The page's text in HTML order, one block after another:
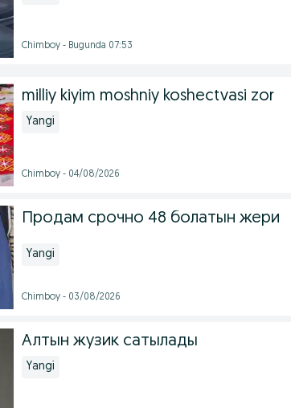
Chimboy - Bugunda 07:53
milliy kiyim moshniy koshectvasi zor
Yangi
Chimboy - 04/08/2026
Продам срочно 48 болатын жери
Yangi
Chimboy - 03/08/2026
Алтын жузик сатылады
Yangi